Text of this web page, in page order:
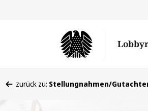
befinden
zurück zu: Stellungnahmen/